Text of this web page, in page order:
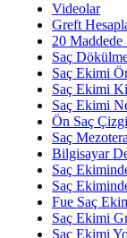
Videolar
Greft
20
Saç
Saç Ekimi
Saç Ekimi
Saç Ekimi
Ön Saç
Saç
Bilgisayar
Saç
Saç
Fue Saç
Saç Ekimi
Saç Ekimi